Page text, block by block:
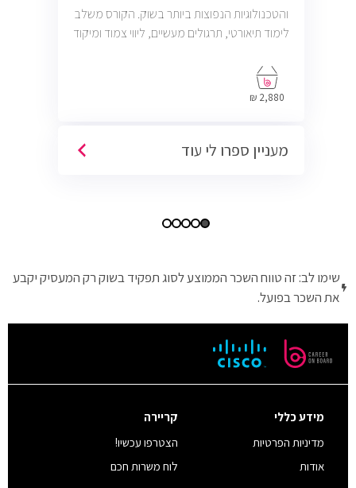
והטכנולוגיות הנפוצות ביותר בשוק. הקורס משלב
לימוד תיאורטי, תרגולים מעשיים, ליווי צמוד ומיקוד
2,880 ₪
מעניין ספרו לי עוד
שימו לב: זה טווח השכר הממוצע לסוג תפקיד בשוק רק המעסיק יקבע
את השכר בפועל.
מידע כללי
מדיניות הפרטיות
אודות
קריירה
הצטרפו עכשיו!
לוח משרות חכם